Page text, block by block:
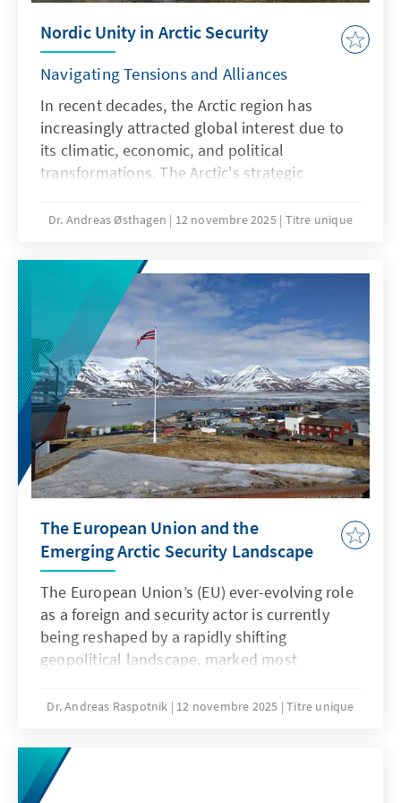
Nordic Unity in Arctic Security
Navigating Tensions and Alliances
In recent decades, the Arctic region has
increasingly attracted global interest due to
its climatic, economic, and political
transformations. The Arctic's strategic
amidst rising tensions with Russia, especially
This attention has, in turn, amplified the roles
of Nordic countries in regional security
dynamics. The accession of Finland and
Sweden to NATO in 2023 and 2024,
respectively, exemplifies the momentum
towards deeper Nordic integration in security
domains. This trajectory was further
highlighted by U.S. President Trump's
comments in January 2025 regarding the
control of Greenland, drawing international
scrutiny to Greenland’s strategic importance
of Denmark.
Dr. Andreas Østhagen 12 novembre 2025 Titre unique
The European Union and the
Emerging Arctic Security Landscape
The European Union’s (EU) ever-evolving role
as a foreign and security actor is currently
being reshaped by a rapidly shifting
geopolitical landscape, marked most
invasion of Ukraine and the current
While long defined by its soft power tools,
internal diversity, and preference for
multilateralism, the EU has found itself
Dr. Andreas Raspotnik 12 novembre 2025 Titre unique